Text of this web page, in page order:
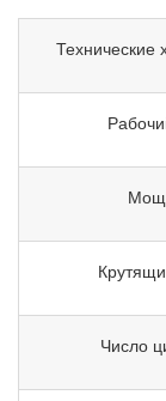
Технические
Число